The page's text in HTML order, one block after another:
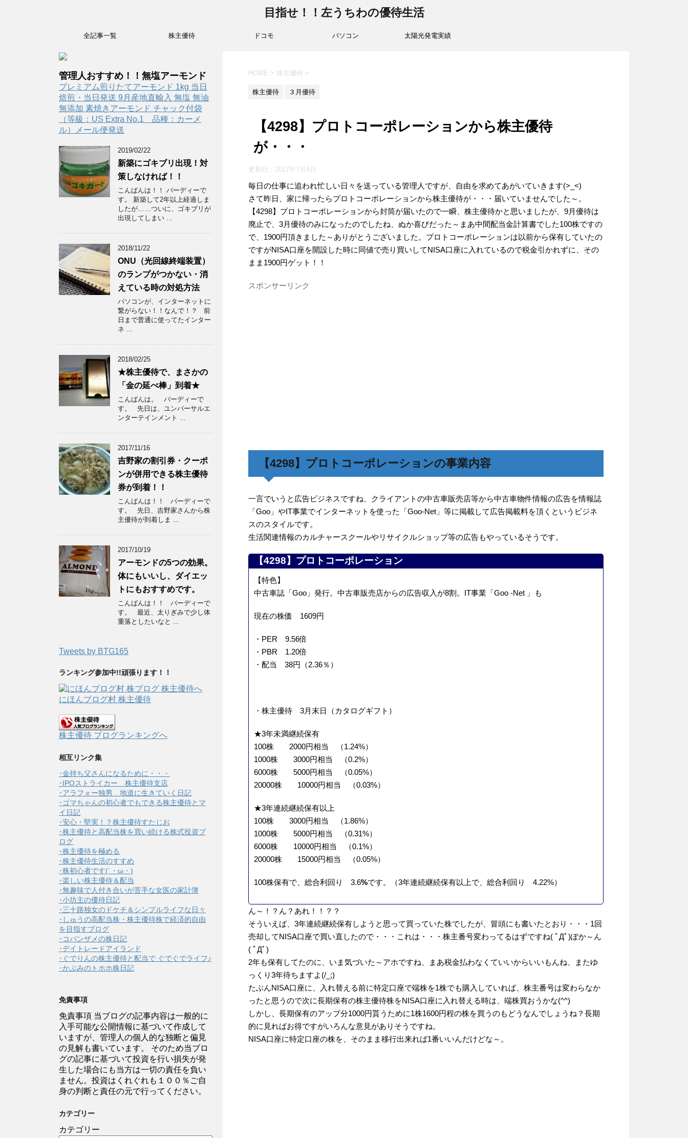
目指せ！！左うちわの優待生活
全記事一覧 株主優待 ドコモ パソコン 太陽光発電実績
HOME > 株主優待 >
株主優待 ３月優待
【4298】プロトコーポレーションから株主優待
が・・・
更新日： 2017年7月4日
毎日の仕事に追われ忙しい日々を送っている管理人ですが、自由を求めてあがいていきます(>_<)
さて昨日、家に帰ったらプロトコーポレーションから株主優待が・・・届いていませんでした～。
【4298】プロトコーポレーションから封筒が届いたので一瞬、株主優待かと思いましたが、9月優待は
廃止で、3月優待のみになったのでしたね、ぬか喜びだった～まあ中間配当金計算書でした100株ですの
で、1900円頂きました～ありがとうございました。プロトコーポレーションは以前から保有していたの
ですがNISA口座を開設した時に同値で売り買いしてNISA口座に入れているので税金引かれずに、その
まま1900円ゲット！！
スポンサーリンク
【4298】プロトコーポレーションの事業内容
一言でいうと広告ビジネスですね、クライアントの中古車販売店等から中古車物件情報の広告を情報誌
「Goo」やIT事業でインターネットを使った「Goo-Net」等に掲載して広告掲載料を頂くというビジネ
スのスタイルです。
生活関連情報のカルチャースクールやリサイクルショップ等の広告もやっているそうです。
【4298】プロトコーポレーション
【特色】
中古車誌「Goo」発行。中古車販売店からの広告収入が8割。IT事業「Goo -Net 」も
現在の株価 1609円
・PER 9.56倍
・PBR 1.20倍
・配当 38円（2.36％）
・株主優待 3月末日（カタログギフト）
★3年未満継続保有
100株 2000円相当 （1.24%）
1000株 3000円相当 （0.2%）
6000株 5000円相当 （0.05%）
20000株 10000円相当 （0.03%）
★3年連続継続保有以上
100株 3000円相当 （1.86%）
1000株 5000円相当 （0.31%）
6000株 10000円相当 （0.1%）
20000株 15000円相当 （0.05%）
100株保有で、総合利回り 3.6%です。（3年連続継続保有以上で、総合利回り 4.22%）
ん～！？ん？あれ！！？？
そういえば、3年連続継続保有しようと思って買っていた株でしたが、冒頭にも書いたとおり・・・1回
売却してNISA口座で買い直したので・・・これは・・・株主番号変わってるはずですね( ﾟДﾟ)ぽか～ん
( ﾟДﾟ)
2年も保有してたのに、いま気づいた～アホですね、まあ税金払わなくていいからいいもんね、またゆ
っくり3年待ちますよ(/_;)
たぶんNISA口座に、入れ替える前に特定口座で端株を1株でも購入していれば、株主番号は変わらなか
ったと思うので次に長期保有の株主優待株をNISA口座に入れ替える時は、端株買おうかな(^^)
しかし、長期保有のアップ分1000円貰うために1株1600円程の株を買うのもどうなんでしょうね？長期
的に見ればお得ですがいろんな意見がありそうですね。
NISA口座に特定口座の株を、そのまま移行出来れば1番いいんだけどな～。
管理人おすすめ！！無塩アーモンド
プレミアム煎りたてアーモンド 1kg 当日
焙煎・当日発送 9月産地直輸入 無塩 無油
無添加 素焼きアーモンド チャック付袋
（等級：US Extra No.1 品種：カーメ
ル）メール便発送
2019/02/22
新築にゴキブリ出現！対
策しなければ！！
こんばんは！！ バーディーで
す。 新築して2年以上経過しま
したが……ついに、ゴキブリが
出現してしまい ...
2018/11/22
ONU（光回線終端装置）
のランプがつかない・消
えている時の対処方法
パソコンが、インターネットに
繋がらない！！なんで！？ 前
日まで普通に使ってたインター
ネ ...
2018/02/25
★株主優待で、まさかの
「金の延べ棒」到着★
こんばんは。 バーディーで
す。 先日は、ユンバーサルエ
ンターテインメント ...
2017/11/16
吉野家の割引券・クーポ
ンが併用できる株主優待
券が到着！！
こんばんは！！ バーディーで
す。 先日、吉野家さんから株
主優待が到着しま ...
2017/10/19
アーモンドの5つの効果。
体にもいいし、ダイエッ
トにもおすすめです。
こんばんは！！ バーディーで
す。 最近、太りぎみで少し体
重落としたいなと ...
Tweets by BTG165
ランキング参加中!!頑張ります！！
にほんブログ村 株主優待
株主優待 ブログランキングへ
相互リンク集
･金持ち父さんになるために・・・
･IPOストライカー 株主優待支店
･アラフォー独男 地道に生きていく日記
･ゴマちゃんの初心者でもできる株主優待とマ
イ日記
･安心・堅実！？株主優待すたじお
･株主優待と高配当株を買い続ける株式投資ブ
ログ
･株主優待を極める
･株主優待生活のすすめ
･株初心者です(´・ω・)
･楽しい株主優待＆配当
･無趣味で人付き合いが苦手な女医の家計簿
･小坊主の優待日記
･三十路独女のドケチ＆シンプルライフな日々
･しゅうの高配当株・株主優待株で経済的自由
を目指すブログ
･コバンザメの株日記
･デイトレードアイランド
･ぐでりんの株主優待と配当で ぐでぐでライフ♪
･かぶみのトホホ株日記
免責事項
免責事項 当ブログの記事内容は一般的に
入手可能な公開情報に基づいて作成して
いますが、管理人の個人的な独断と偏見
の見解も書いています。 そのため当ブロ
グの記事に基づいて投資を行い損失が発
生した場合にも当方は一切の責任を負い
ません。投資はくれぐれも１００％ご自
身の判断と責任の元で行ってください。
カテゴリー
カテゴリー